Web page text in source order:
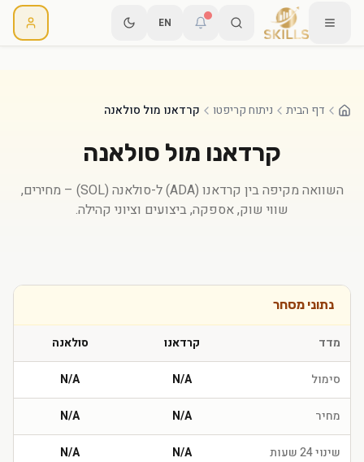
EN
דף הבית ניתוח קריפטו קרדאנו מול סולאנה
קרדאנו מול סולאנה
השוואה מקיפה בין קרדאנו (
ADA) ל-סולאנה (
SOL) – מחירים,
שווי שוק, אספקה, ביצועים וציוני קהילה.
נתוני מסחר
מדד קרדאנו סולאנה
סימול N/A
N/A
מחיר N/A
N/A
שינוי 24 שעות N/A
N/A